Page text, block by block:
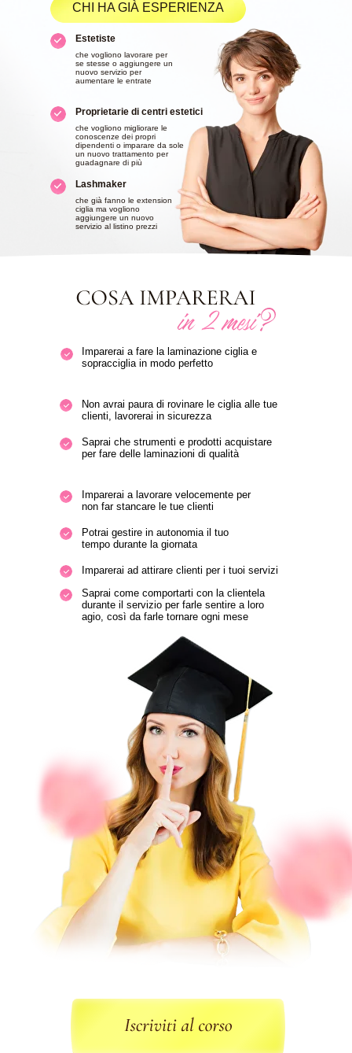
CHI HA GIÀ ESPERIENZA
Estetiste
che vogliono lavorare per
se stesse o aggiungere un
nuovo servizio per
aumentare le entrate
Proprietarie di centri estetici
che vogliono migliorare le
conoscenze dei propri
dipendenti o imparare da sole
un nuovo trattamento per
guadagnare di più
Lashmaker
che già fanno le extension
ciglia ma vogliono
aggiungere un nuovo
servizio al listino prezzi
Imparerai a fare la laminazione ciglia e
sopracciglia in modo perfetto
Non avrai paura di rovinare le ciglia alle tue
clienti, lavorerai in sicurezza
Saprai che strumenti e prodotti acquistare
per fare delle laminazioni di qualità
Imparerai a lavorare velocemente per
non far stancare le tue clienti
Potrai gestire in autonomia il tuo
tempo durante la giornata
Imparerai ad attirare clienti per i tuoi servizi
Saprai come comportarti con la clientela
durante il servizio per farle sentire a loro
agio, così da farle tornare ogni mese